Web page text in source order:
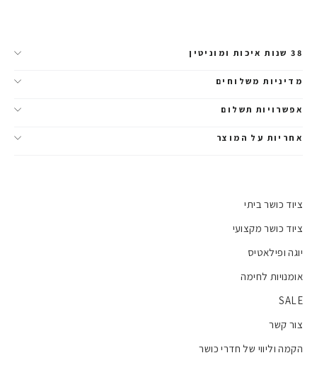
38 שנות איכות ומוניטין
מדיניות משלוחים
אפשרויות תשלום
אחריות על המוצר
ציוד כושר ביתי
ציוד כושר מקצועי
יוגה ופילאטיס
אומנויות לחימה
SALE
צור קשר
הקמה וליווי של חדרי כושר